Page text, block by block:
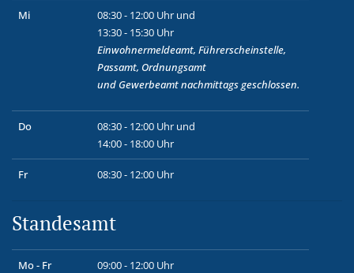
Mi
08:30 - 12:00 Uhr und
13:30 - 15:30 Uhr
Einwohnermeldeamt, Führerscheinstelle,
Passamt, Ordnungsamt
und Gewerbeamtnachmittags geschlossen.
Do
08:30 - 12:00 Uhr und
14:00 - 18:00 Uhr
Fr 08:30 - 12:00 Uhr
Standesamt
Mo - Fr 09:00 - 12:00 Uhr